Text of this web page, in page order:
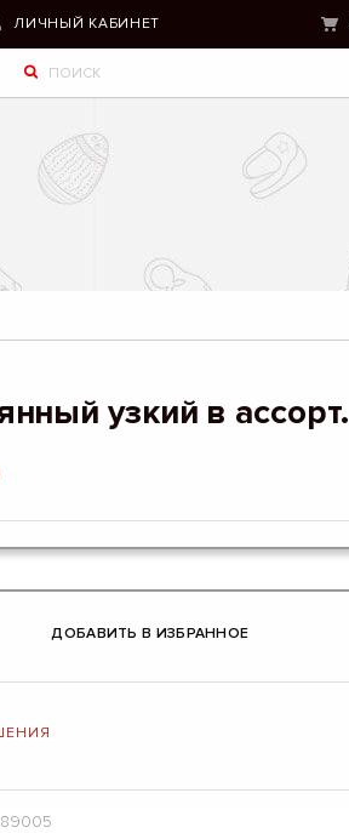
ЛИЧНЫЙ КАБИНЕТ
узкий в ассорт.
ДОБАВИТЬ В ИЗБРАННОЕ
89005